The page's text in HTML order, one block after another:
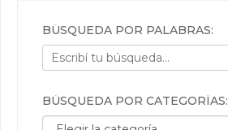
BÚSQUEDA POR PALABRAS:
BÚSQUEDA POR CATEGORÍAS:
Búsqueda por categorías: